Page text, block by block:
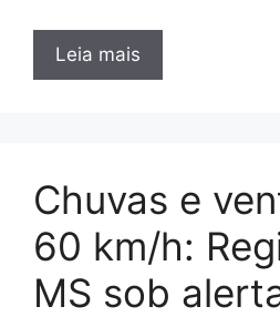
Leia mais
Chuvas e
60 km/h:
MS sob